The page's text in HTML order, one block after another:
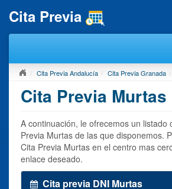
Cita Previa
Cita Previa Andalucía Cita Previa Granada
Cita Previa Murtas
A continuación, le ofrecemos un listado
Previa Murtas de las que disponemos.
Cita Previa Murtas en el centro mas
enlace deseado.
Cita previa DNI Murtas